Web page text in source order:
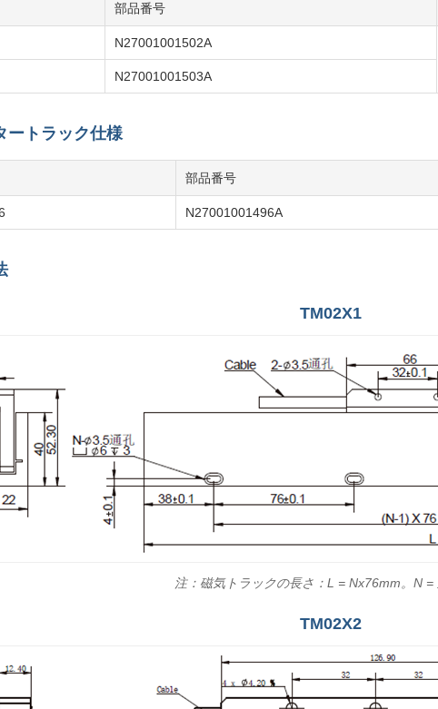
部品番号
N27001001502A
N27001001503A
ートラック仕様
部品番号
N27001001496A
TM02X1
注：磁気トラックの長さ：L = Nx76mm。N =
TM02X2